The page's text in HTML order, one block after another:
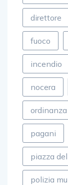
direttore
fuoco
incendio
nocera
ordinanza
pagani
piazza
polizia